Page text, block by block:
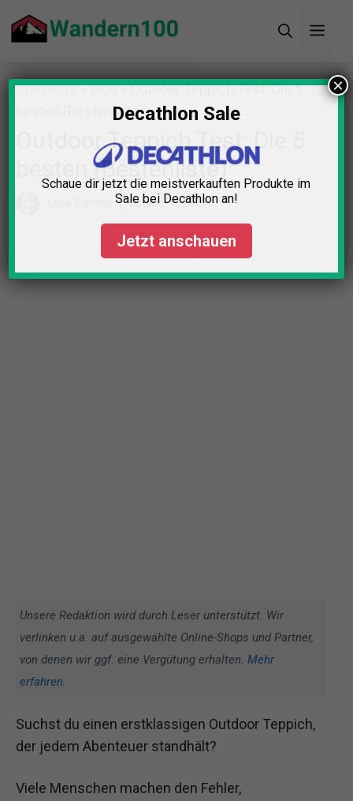
Inhalt
Startseite»Blog»Outdoor Teppich Test: Die 5
besten (Bestenliste)
Outdoor Teppich Test: Die 5
besten (Bestenliste)
Oktober 6, 2025
Unsere Redaktion wird durch Leser unterstützt. Wir
verlinken u.a. auf ausgewählte Online-Shops und Partner,
von denen wir ggf. eine Vergütung erhalten. Mehr
erfahren.
Suchst du einen erstklassigen Outdoor Teppich,
der jedem Abenteuer standhält?
Viele Menschen machen den Fehler,
Decathlon Sale
Schaue dir jetzt die meistverkauften Produkte im
Sale bei Decathlon an!
Jetzt anschauen
×